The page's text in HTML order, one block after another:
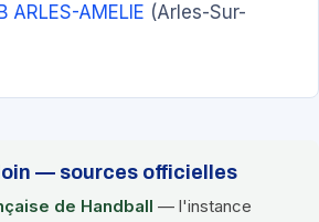
ARLES-AMELIE (Arles-Sur-
— sources officielles
de Handball — l'instance